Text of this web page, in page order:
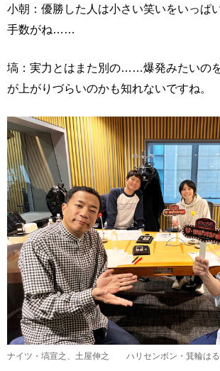
小朝：優勝した人は小さい笑いをいっぱ
手数がね……
塙：実力とはまた別の……爆発みたいの
が上がりづらいのかも知れないですね。
ナイツ・塙宣之、土屋伸之 ハリセンボン・箕輪